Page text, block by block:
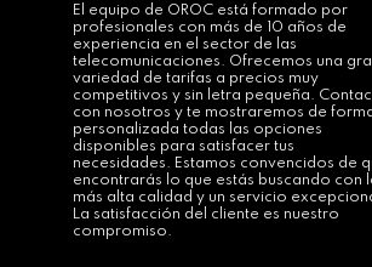
El equipo de OROC está formado por
profesionales con más de 10 años de
experiencia en el sector de las
telecomunicaciones. Ofrecemos una
variedad de tarifas a precios muy
competitivos y sin letra pequeña.
con nosotros y te mostraremos de
personalizada todas las opciones
disponibles para satisfacer tus
necesidades. Estamos convencidos de
encontrarás lo que estás buscando con
más alta calidad y un servicio
La satisfacción del cliente es nuestro
compromiso.